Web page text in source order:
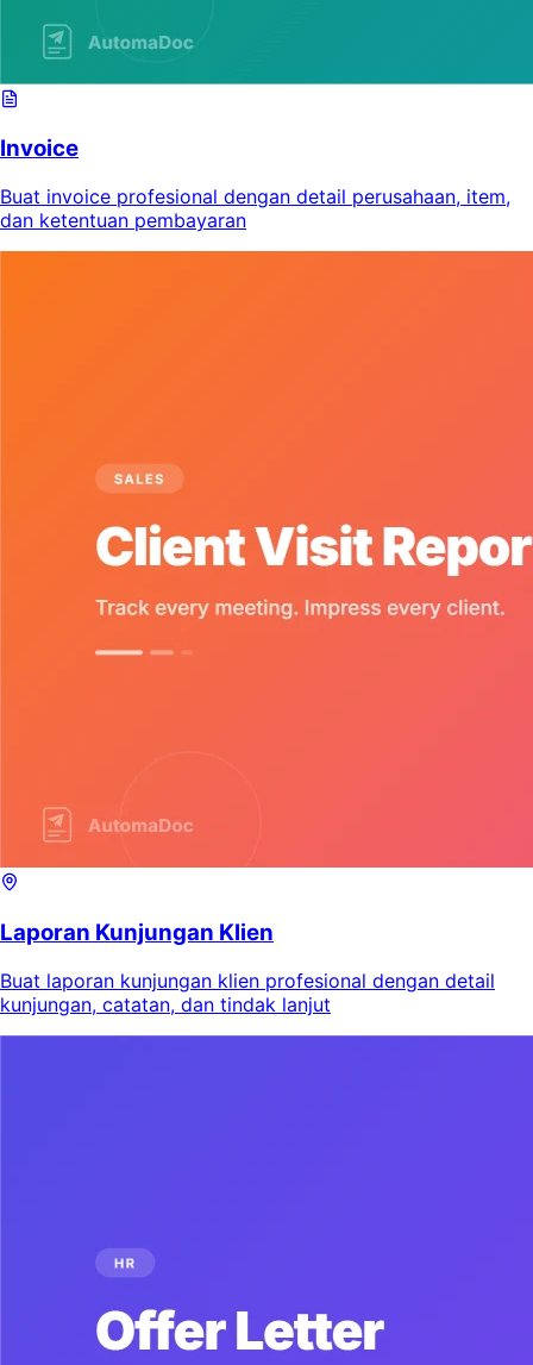
Invoice
Buat invoice profesional dengan detail perusahaan, item,
dan ketentuan pembayaran
Laporan Kunjungan Klien
Buat laporan kunjungan klien profesional dengan detail
kunjungan, catatan, dan tindak lanjut